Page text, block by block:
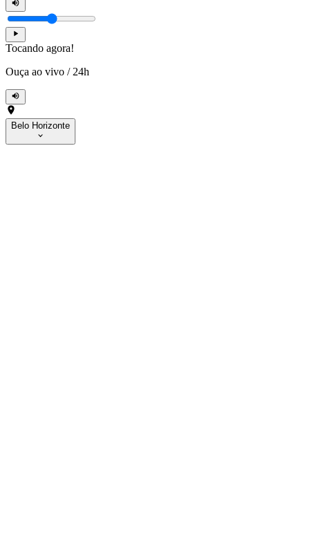
Tocando agora!
Ouça ao vivo / 24h
Belo Horizonte